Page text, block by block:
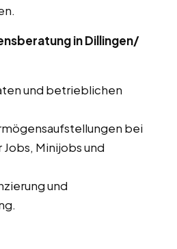
in Dillingen/
und betrieblichen
bei
Minijobs und
und